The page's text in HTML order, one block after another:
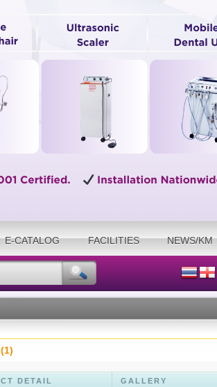
E-CATALOG FACILITIES NEWS/KM
DETAIL GALLERY